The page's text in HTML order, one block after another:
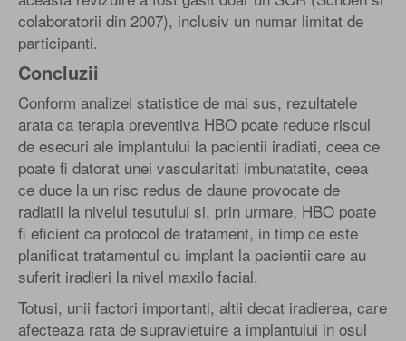
colaboratorii din 2007), inclusiv un numar limitat de
participanti.
Concluzii
Conform analizei statistice de mai sus, rezultatele
arata ca terapia preventiva HBO poate reduce riscul
de esecuri ale implantului la pacientii iradiati, ceea ce
poate fi datorat unei vascularitati imbunatatite, ceea
ce duce la un risc redus de daune provocate de
radiatii la nivelul tesutului si, prin urmare, HBO poate
fi eficient ca protocol de tratament, in timp ce este
planificat tratamentul cu implant la pacientii care au
suferit iradieri la nivel maxilo facial.
Totusi, unii factori importanti, altii decat iradierea, care
afecteaza rata de supravietuire a implantului in osul